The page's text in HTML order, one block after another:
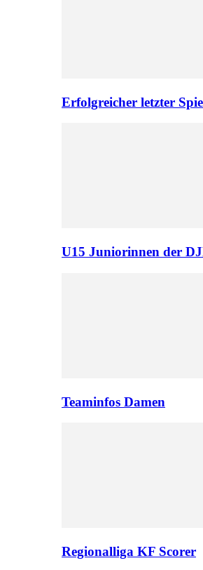
Erfolgreicher letzter
U15 Juniorinnen der
Teaminfos Damen
Regionalliga KF Scorer